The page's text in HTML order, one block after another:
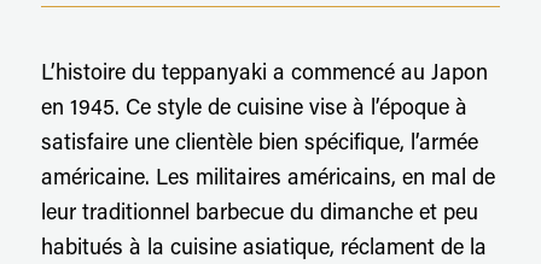
L’histoire du teppanyaki a commencé au Japon
en 1945. Ce style de cuisine vise à l’époque à
satisfaire une clientèle bien spécifique, l’armée
américaine. Les militaires américains, en mal de
leur traditionnel barbecue du dimanche et peu
habitués à la cuisine asiatique, réclament de la